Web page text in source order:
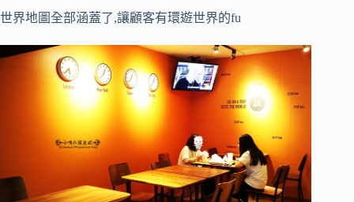
世界地圖全部涵蓋了,讓顧客有環遊世界的fu